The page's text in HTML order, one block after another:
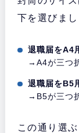
下を選びまし
退職届をA4
→A4が三つ
退職届をB5
→B5が三つ
この通り選